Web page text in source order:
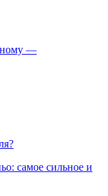
—
самое сильное и